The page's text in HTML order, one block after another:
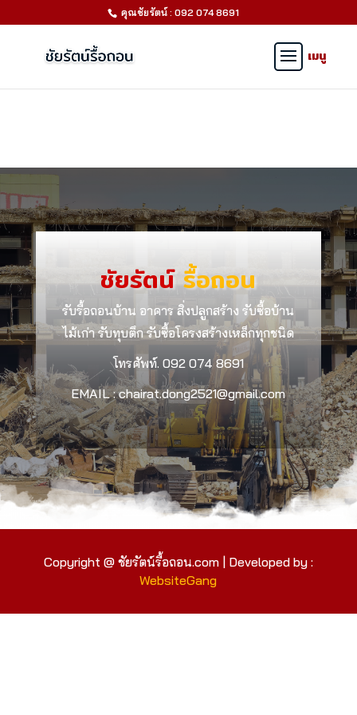
คุณชัยรัตน์ : 092 074 8691
ชัยรัตน์รื้อถอน
รับรื้อถอนบ้าน อาคาร สิ่งปลูกสร้าง รับซื้อบ้าน
ไม้เก่า รับทุบตึก รับซื้อโครงสร้างเหล็กทุกชนิด
โทรศัพท์. 092 074 8691
EMAIL : chairat.dong2521@gmail.com
Copyright @ ชัยรัตน์รื้อถอน.com | Developed by :
WebsiteGang